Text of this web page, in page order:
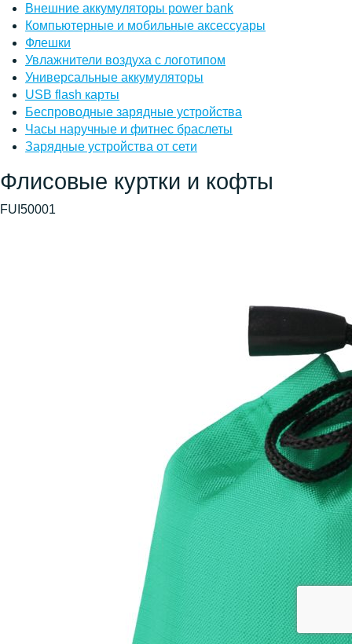
Внешние аккумуляторы power bank
Компьютерные и мобильные аксессуары
Флешки
Увлажнители воздуха с логотипом
Универсальные аккумуляторы
USB flash карты
Беспроводные зарядные устройства
Часы наручные и фитнес браслеты
Зарядные устройства от сети
Флисовые куртки и кофты
FUI50001